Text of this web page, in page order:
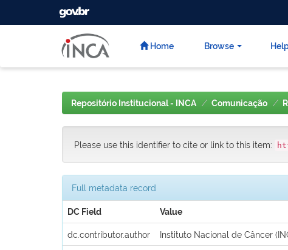
GOVBR
Home Browse
Repositório Institucional - INCA Comunicação
Please use this identifier to cite or link to this item:
Full metadata record
DC Field Value
dc.contributor.author Instituto Nacional de Câncer